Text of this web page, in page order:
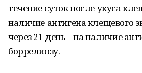
течение суток после укуса
наличие антигена клещевого
через 21 день – на наличие
боррелиозу.